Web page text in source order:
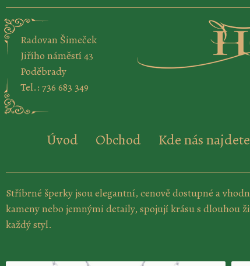
Přeskočit
na
obsahRadovan Šimeček
Jiřího náměstí 43
Poděbrady
Tel.: 736 683 349
Úvod Obchod Kde nás najdete
Stříbrné šperky jsou elegantní, cenově dostupné a
kameny nebo jemnými detaily, spojují krásu s
každý styl.